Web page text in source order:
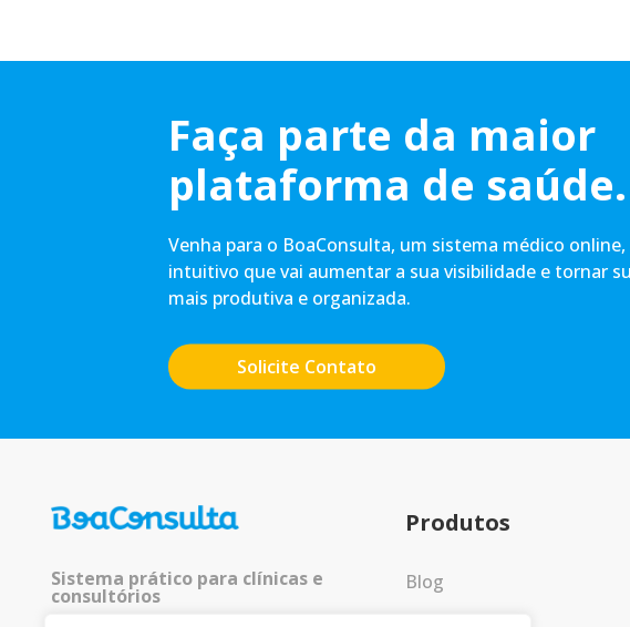
Faça parte da maior
plataforma de saúde.
Venha para o BoaConsulta, um sistema médico online,
intuitivo que vai aumentar a sua visibilidade e tornar
mais produtiva e organizada.
Solicite Contato
Sistema prático para clínicas e
consultórios
Produtos
Blog